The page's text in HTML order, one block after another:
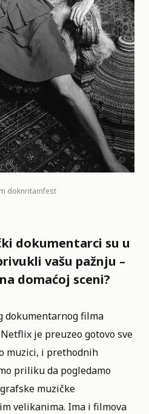
doknritamfest
dokumentarci su u
vašu pažnju –
domaćoj sceni?
dokumentarnog filma
je preuzeo gotovo sve
muzici, i prethodnih
priliku da pogledamo
muzičke
velikanima. Ima i filmova